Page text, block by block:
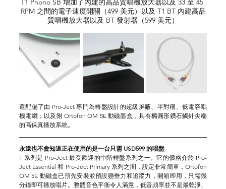
T1 Phono SB 增加了內建的高品質唱機放大器以及 33 至 45
RPM 之間的電子速度開關（499 美元）以及 T1 BT 內建高品
質唱機放大器以及 BT 發射器（599 美元）
還配備了由 Pro-Ject 專門為轉盤設計的超級屏蔽、半對稱、低電容唱
機電纜；以及附 Ortofon OM 5E 動磁墨盒，具有橢圓形鑽石觸針尖端
的高保真播放系統。
永遠也不會知道正在使用的是一台只需 USD599 的唱盤
T 系列是 Pro-Ject 最受歡迎的中階轉盤系列之一。它的價格介於 Pro-
Ject Essential 和 Pro-Ject Primary 系列之間，設定非常簡單，Ortofon
OM 5E 動磁盒已預先安裝並預設懸垂力和追蹤力，開箱即用，只需幾
分鐘即可播放唱片。整體音色平衡令人滿意，低音頻率並不是最乾淨、